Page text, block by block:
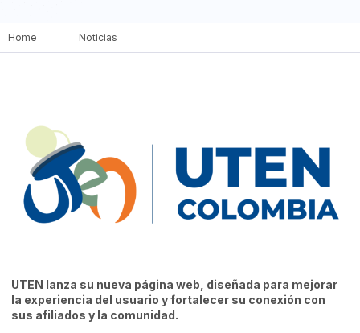
Home Noticias
UTEN lanza su nueva página web, diseñada para mejorar
la experiencia del usuario y fortalecer su conexión con
sus afiliados y la comunidad.